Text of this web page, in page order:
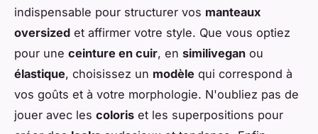
indispensable pour structurer vos manteaux
oversized et affirmer votre style. Que vous optiez
pour une ceinture en cuir, en similivegan ou
élastique, choisissez un modèle qui correspond à
vos goûts et à votre morphologie. N'oubliez pas de
jouer avec les coloris et les superpositions pour